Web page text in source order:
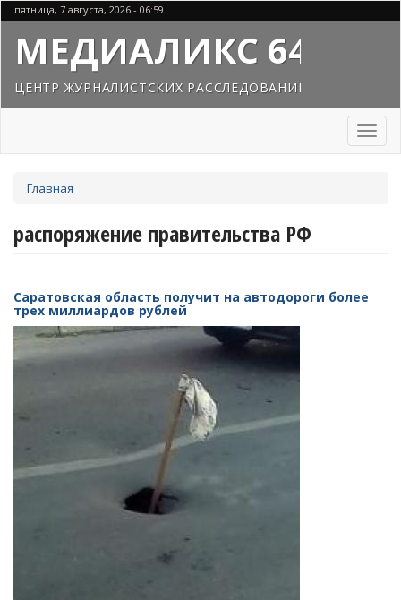
Перейти
к
основному
содержанию
пятница, 7 августа, 2026 - 06:59
МЕДИАЛИКС 64
ЦЕНТР ЖУРНАЛИСТСКИХ РАССЛЕДОВАНИЙ
Toggle
здесь
Главная
распоряжение правительства РФ
Саратовская область получит на автодороги более
трех миллиардов рублей